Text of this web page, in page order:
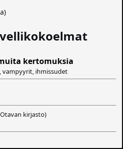
kertomuksia
vampyyrit, ihmissudet
kirjasto)